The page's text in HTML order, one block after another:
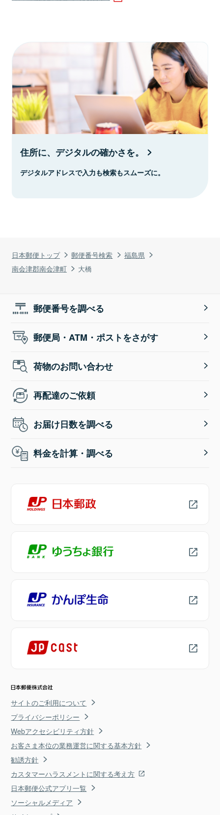
日本郵便トップ 郵便番号検索
福島県
南会津郡南会津町
大橋
住所に、デジタルの確かさを。
デジタルアドレスで入力も検索もスムーズに。
郵便番号を調べる
郵便局・ATM・ポストをさがす
荷物のお問い合わせ
再配達のご依頼
お届け日数を調べる
料金を計算・調べる
サイトのご利用について
プライバシーポリシー
Webアクセシビリティ方針
お客さま本位の業務運営に関する基本方針
勧誘方針
カスタマーハラスメントに関する考え方
日本郵便公式アプリ一覧
ソーシャルメディア